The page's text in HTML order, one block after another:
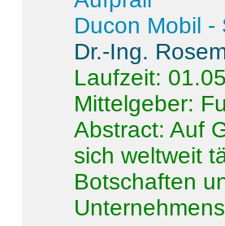
Ducon Mobil -
Dr.-Ing.
Laufzeit:
Mittelgeber:
Abstract:Auf
sich weltweit
Botschaften